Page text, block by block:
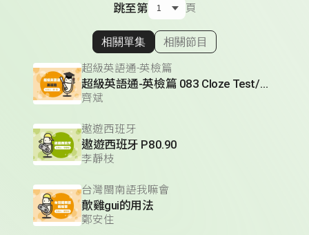
跳至第 頁
顯示相關單集
相關單集 相關節目
超級英語通-英檢篇
超級英語通-英檢篇 083 Cloze Test/段落填空-13
齊斌
遨遊西班牙
遨遊西班牙 P80.90
李靜枝
台灣閩南語我嘛會
歕雞gui的用法
鄭安住